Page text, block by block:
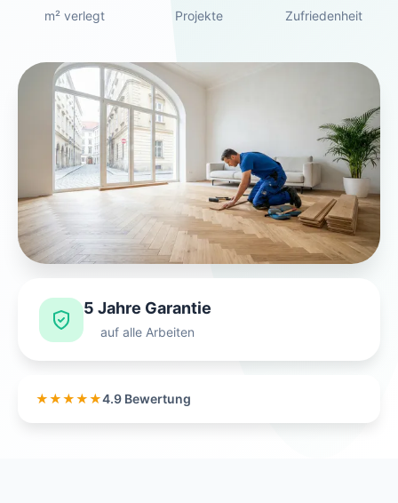
m² verlegt Projekte Zufriedenheit
5 Jahre Garantie
auf alle Arbeiten
★★★★★4.9 Bewertung